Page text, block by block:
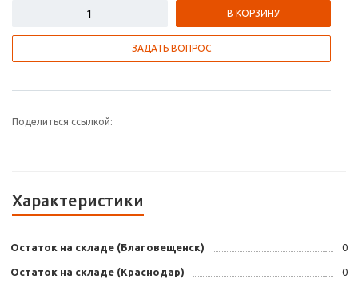
В КОРЗИНУ
ЗАДАТЬ ВОПРОС
Поделиться ссылкой:
Характеристики
Остаток на складе (Благовещенск) 0
Остаток на складе (Краснодар) 0